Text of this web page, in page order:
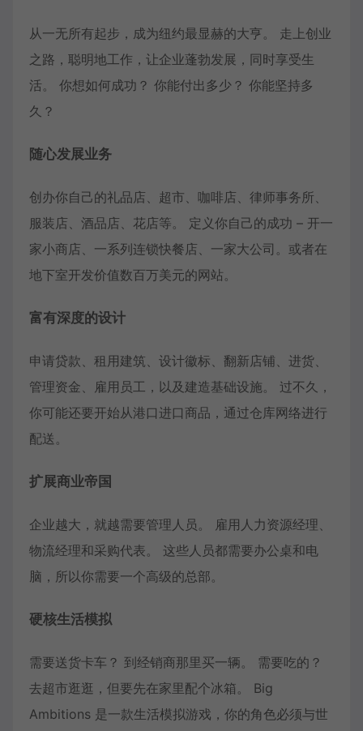
从一无所有起步，成为纽约最显赫的大亨。 走上创业
之路，聪明地工作，让企业蓬勃发展，同时享受生
活。 你想如何成功？ 你能付出多少？ 你能坚持多
久？
随心发展业务
创办你自己的礼品店、超市、咖啡店、律师事务所、
服装店、酒品店、花店等。 定义你自己的成功 – 开一
家小商店、一系列连锁快餐店、一家大公司。或者在
地下室开发价值数百万美元的网站。
富有深度的设计
申请贷款、租用建筑、设计徽标、翻新店铺、进货、
管理资金、雇用员工，以及建造基础设施。 过不久，
你可能还要开始从港口进口商品，通过仓库网络进行
配送。
扩展商业帝国
企业越大，就越需要管理人员。 雇用人力资源经理、
物流经理和采购代表。 这些人员都需要办公桌和电
脑，所以你需要一个高级的总部。
硬核生活模拟
需要送货卡车？ 到经销商那里买一辆。 需要吃的？
去超市逛逛，但要先在家里配个冰箱。 Big
Ambitions 是一款生活模拟游戏，你的角色必须与世